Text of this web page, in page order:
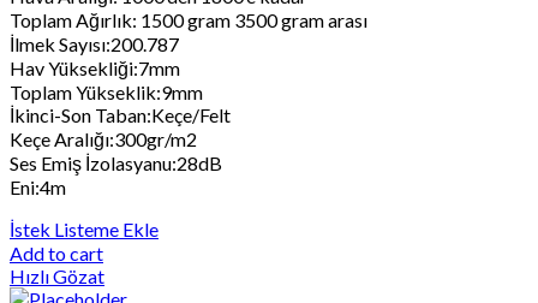
Toplam Ağırlık: 1500 gram 3500 gram arası
İlmek Sayısı:200.787
Hav Yüksekliği:7mm
Toplam Yükseklik:9mm
İkinci-Son Taban:Keçe/Felt
Keçe Aralığı:300gr/m2
Ses Emiş İzolasyanu:28dB
Eni:4m
İstek Listeme Ekle
Add to cart
Hızlı Gözat